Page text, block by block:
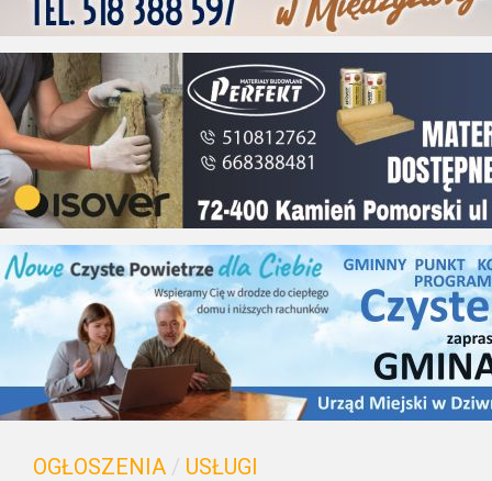
OGŁOSZENIA / USŁUGI